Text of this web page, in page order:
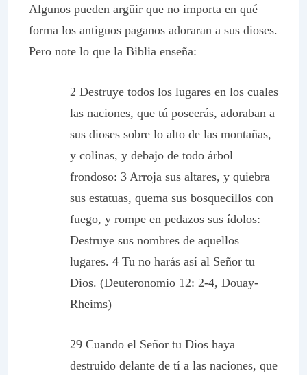
Algunos pueden argüir que no importa en qué
forma los antiguos paganos adoraran a sus dioses.
Pero note lo que la Biblia enseña:
2 Destruye todos los lugares en los cuales
las naciones, que tú poseerás, adoraban a
sus dioses sobre lo alto de las montañas,
y colinas, y debajo de todo árbol
frondoso: 3 Arroja sus altares, y quiebra
sus estatuas, quema sus bosquecillos con
fuego, y rompe en pedazos sus ídolos:
Destruye sus nombres de aquellos
lugares. 4 Tu no harás así al Señor tu
Dios. (Deuteronomio 12: 2-4, Douay-
Rheims)
29 Cuando el Señor tu Dios haya
destruido delante de tí a las naciones, que